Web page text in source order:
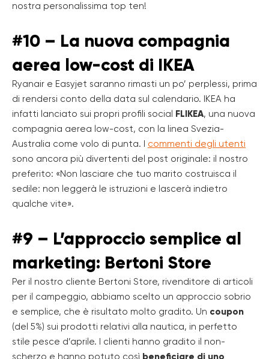
nostra personalissima top ten!
#10 – La nuova compagnia
aerea low-cost di IKEA
Ryanair e Easyjet saranno rimasti un po’ perplessi, prima
di rendersi conto della data sul calendario. IKEA ha
infatti lanciato sui propri profili social FLIKEA, una nuova
compagnia aerea low-cost, con la linea Svezia-
Australia come volo di punta. I commenti degli utenti
sono ancora più divertenti del post originale: il nostro
preferito: «Non lasciare che tuo marito costruisca il
sedile: non leggerà le istruzioni e lascerà indietro
qualche vite».
#9 – L’approccio semplice al
marketing: Bertoni Store
Per il nostro cliente Bertoni Store, rivenditore di articoli
per il campeggio, abbiamo scelto un approccio sobrio
e semplice, che è risultato molto gradito. Un coupon
(del 5%) sui prodotti relativi alla nautica, in perfetto
stile pesce d’aprile. I clienti hanno gradito il non-
scherzo e hanno potuto così beneficiare di uno